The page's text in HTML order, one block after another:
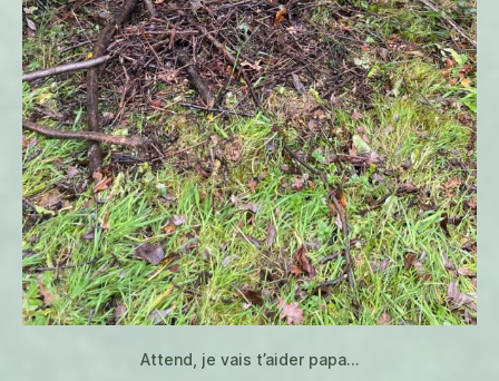
Attend, je vais t’aider papa…